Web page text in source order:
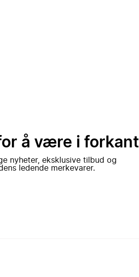
å være i forkant
nyheter, eksklusive tilbud og
ledende merkevarer.